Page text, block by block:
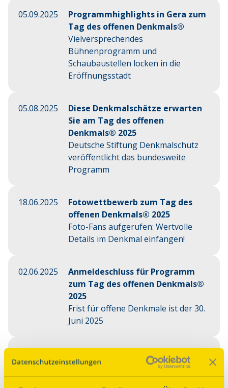
05.09.2025
Programmhighlights in Gera zum
Tag des offenen Denkmals®
Vielversprechendes
Bühnenprogramm und
Schaubaustellen locken in die
Eröffnungsstadt
05.08.2025
Diese Denkmalschätze erwarten
Sie am Tag des offenen
Denkmals® 2025
Deutsche Stiftung Denkmalschutz
veröffentlicht das bundesweite
Programm
18.06.2025
Fotowettbewerb zum Tag des
offenen Denkmals® 2025
Foto-Fans aufgerufen: Wertvolle
Details im Denkmal einfangen!
02.06.2025
Anmeldeschluss für Programm
zum Tag des offenen Denkmals®
2025
Frist für offene Denkmale ist der 30.
Juni 2025
Das Bundesjazzorchester BuJazzO
Grundton D-Benefizkonzert im
Kultur- und Kongresszentrum in